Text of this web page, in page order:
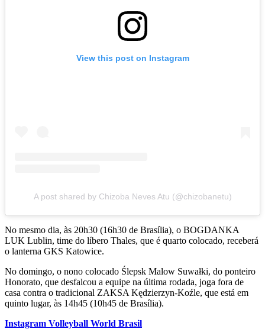
View this post on Instagram
A post shared by Chizoba Neves Atu (@chizobanetu)
No mesmo dia, às 20h30 (16h30 de Brasília), o BOGDANKA
LUK Lublin, time do líbero Thales, que é quarto colocado, receberá
o lanterna GKS Katowice.
No domingo, o nono colocado Ślepsk Malow Suwałki, do ponteiro
Honorato, que desfalcou a equipe na última rodada, joga fora de
casa contra o tradicional ZAKSA Kędzierzyn-Koźle, que está em
quinto lugar, às 14h45 (10h45 de Brasília).
Instagram Volleyball World Brasil